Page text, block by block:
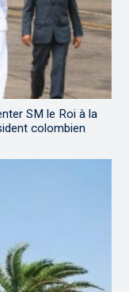
SM le Roi à la
colombien